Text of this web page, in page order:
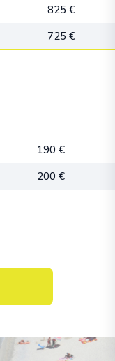
825 €
725 €
190 €
200 €